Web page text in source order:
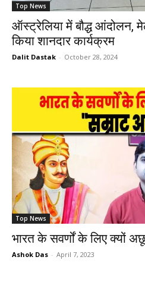
Top News
ऑस्ट्रेलिया में बौद्ध आंदोलन,
किया शानदार कार्यक्रम
Dalit Dastak - October 28, 2024
Top News
भारत के सवर्णों के लिए क्यों
Ashok Das - April 7, 2023